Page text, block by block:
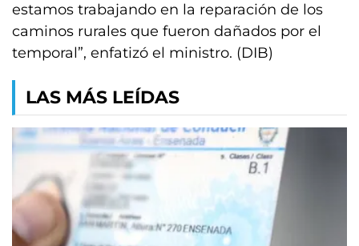
estamos trabajando en la reparación de los
caminos rurales que fueron dañados por el
temporal”, enfatizó el ministro. (DIB)
LAS MÁS LEÍDAS